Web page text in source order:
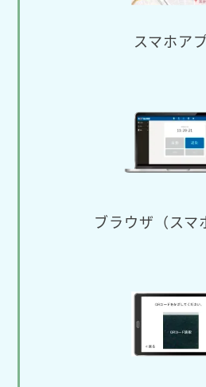
スマホア
ブラウザ（スマ